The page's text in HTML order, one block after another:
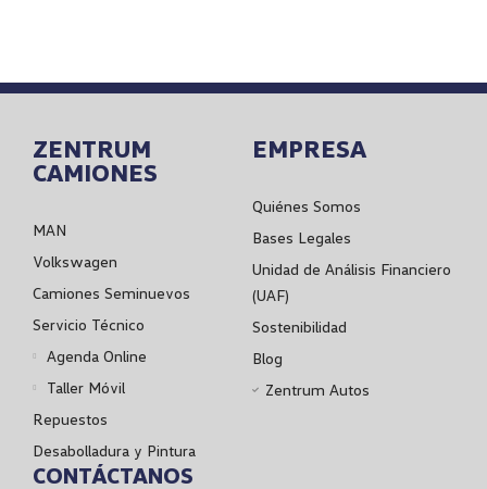
ZENTRUM
CAMIONES
MAN
Volkswagen
Camiones Seminuevos
Servicio Técnico
Agenda Online
Taller Móvil
Repuestos
Desabolladura y Pintura
EMPRESA
Quiénes Somos
Bases Legales
Unidad de Análisis Financiero
(UAF)
Sostenibilidad
Blog
Zentrum Autos
CONTÁCTANOS